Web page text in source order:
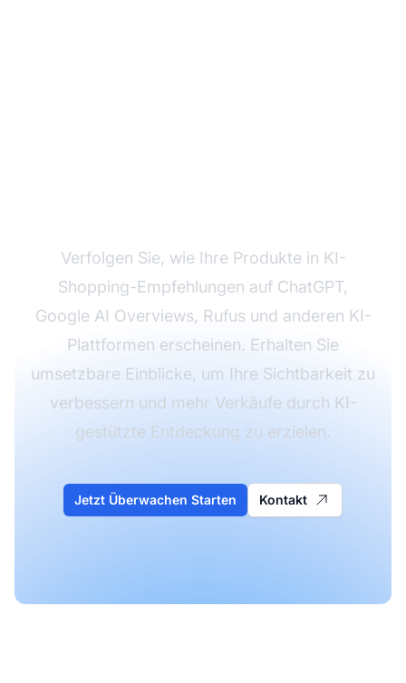
Verfolgen Sie, wie Ihre Produkte in KI-
Shopping-Empfehlungen auf ChatGPT,
Google AI Overviews, Rufus und anderen KI-
Plattformen erscheinen. Erhalten Sie
umsetzbare Einblicke, um Ihre Sichtbarkeit zu
verbessern und mehr Verkäufe durch KI-
gestützte Entdeckung zu erzielen.
Jetzt Überwachen Starten Kontakt